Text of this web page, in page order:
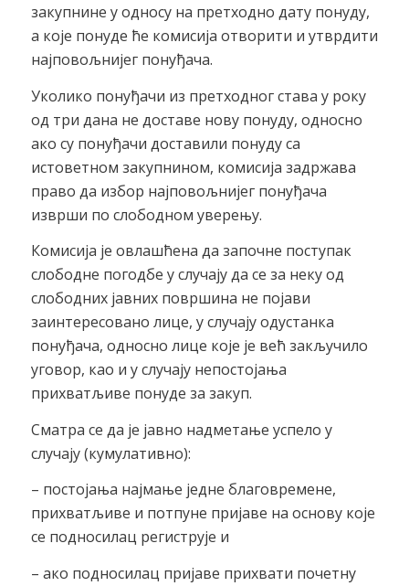
закупнине у односу на претходно дату понуду,
а које понуде ће комисија отворити и утврдити
најповољнијег понуђача.
Уколико понуђачи из претходног става у року
од три дана не доставе нову понуду, односно
ако су понуђачи доставили понуду са
истоветном закупнином, комисија задржава
право да избор најповољнијег понуђача
изврши по слободном уверењу.
Комисија је овлашћена да започне поступак
слободне погодбе у случају да се за неку од
слободних јавних површина не појави
заинтересовано лице, у случају одустанка
понуђача, односно лице које је већ закључило
уговор, као и у случају непостојања
прихватљиве понуде за закуп.
Сматра се да је јавно надметање успело у
случају (кумулативно):
– постојања најмање једне благовремене,
прихватљиве и потпуне пријаве на основу које
се подносилац региструје и
– ако подносилац пријаве прихвати почетну